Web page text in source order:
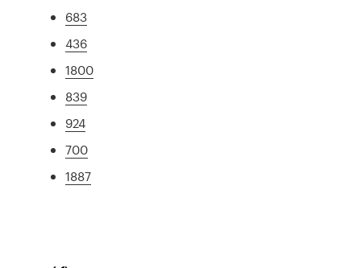
683
436
1800
839
924
700
1887